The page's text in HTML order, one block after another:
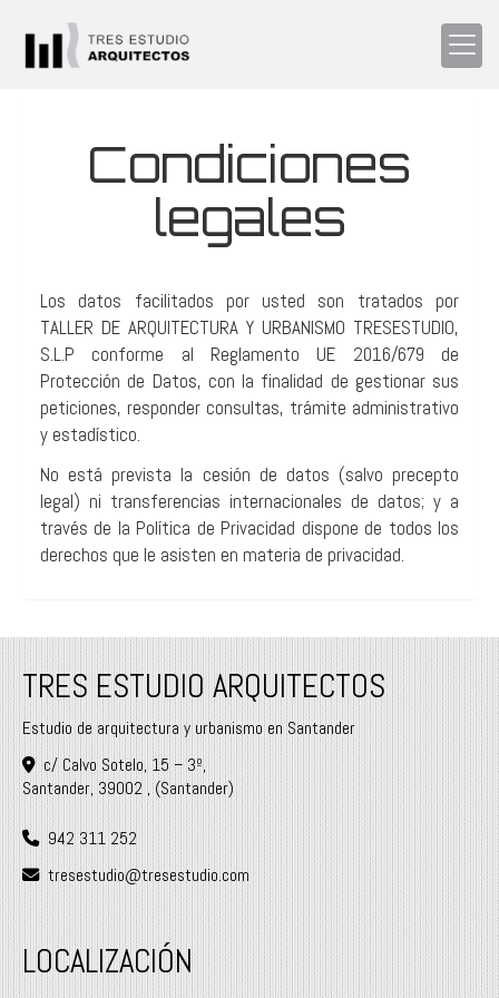
Condiciones
legales
Los datos facilitados por usted son tratados por
TALLER DE ARQUITECTURA Y URBANISMO TRESESTUDIO,
S.L.P conforme al Reglamento UE 2016/679 de
Protección de Datos, con la finalidad de gestionar sus
peticiones, responder consultas, trámite administrativo
y estadístico.
No está prevista la cesión de datos (salvo precepto
legal) ni transferencias internacionales de datos; y a
través de la Política de Privacidad dispone de todos los
derechos que le asisten en materia de privacidad.
TRES ESTUDIO ARQUITECTOS
Estudio de arquitectura y urbanismo en Santander
c/ Calvo Sotelo, 15 – 3º,
Santander, 39002 ,(Santander)
942 311 252
tresestudio
tresestudio.com
LOCALIZACIÓN